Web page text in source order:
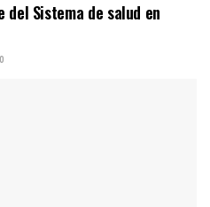
del Sistema de salud en
0